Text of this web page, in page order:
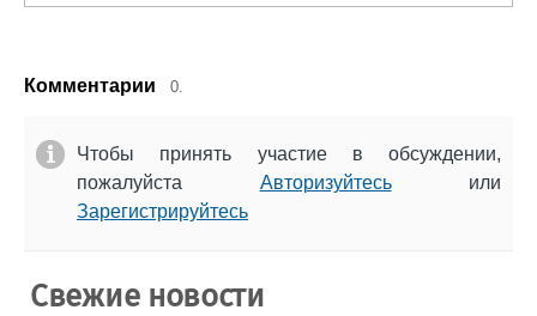
Комментарии 0.
Чтобы принять участие в обсуждении,
пожалуйста Авторизуйтесьили
Зарегистрируйтесь
Свежие новости